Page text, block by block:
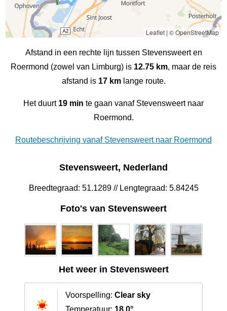
Leaflet| © OpenStreetMap
Afstand in een rechte lijn tussen Stevensweert en
Roermond (zowel van Limburg) is 12.75 km, maar de reis
afstand is 17 kmlange route.
Het duurt 19 min te gaan vanaf Stevensweert naar
Roermond.
Routebeschrijving vanaf Stevensweert naar Roermond
Stevensweert, Nederland
Breedtegraad: 51.1289 // Lengtegraad: 5.84245
Foto's van Stevensweert
Het weer in Stevensweert
Voorspelling: Clear sky